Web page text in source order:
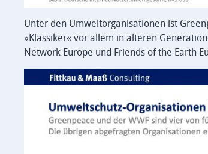
Unter den Umweltorganisationen ist
»Klassiker« vor allem in älteren
Network Europe und Friends of the Earth